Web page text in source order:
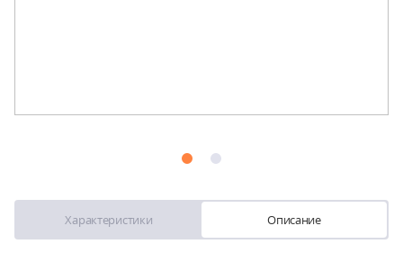
Характеристики Описание